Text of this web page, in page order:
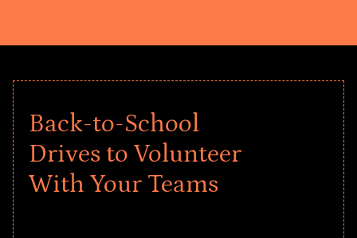
Back-to-School
Drives to Volunteer
With Your Teams